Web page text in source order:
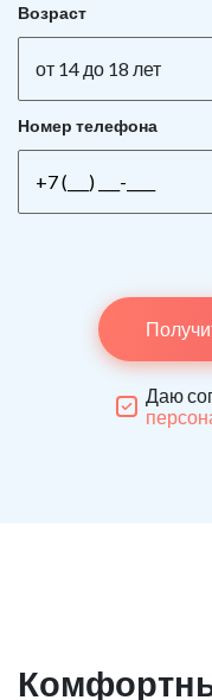
Возраст
от 14 до 18 лет
Номер телефона
Даю